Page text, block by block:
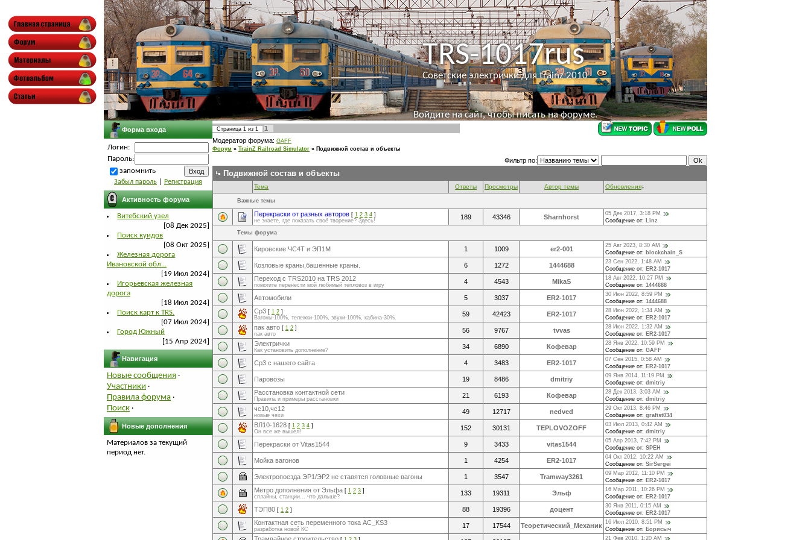
TRS-1017rus
Советские электрички для trainz 2010
Войдите на сайт, чтобы писать на форуме.
Форма входа
Логин:
Пароль:
запомнить
Забыл пароль Регистрация
Активность форума
Витебский узел
[08 Дек 2025]
Поиск куидов
[08 Окт 2025]
Железная дорога
Ивановской обл...
[19 Июл 2024]
Игорьевская железная
дорога
[18 Июл 2024]
Поиск карт к TRS.
[07 Июл 2024]
Город Южный
[15 Апр 2024]
Навигация
Новые сообщения ·
Участники ·
Правила форума ·
Поиск ·
Новые дополнения
Материалов за текущий
период нет.
Страница 1 из 1
1
Модератор форума: GAFF
Форум » TrainZ Railroad Simulator » Подвижной состав и объекты
Фильтр по:
Подвижной состав и объекты
Тема Ответы Просмотры Автор темы Обновления↓
Важные темы
Перекраски от разных авторов [ 1 2 3 4 ]
не знаете, где показать своё творение? Здесь!
189 43346 Sharnhorst
05 Дек 2017, 3:18 PM
Сообщение от: Linz
Темы форума
Кировские ЧС4Т и ЭП1М 1 1009 er2-001
25 Авг 2023, 8:30 AM
Сообщение от: blockchain_S
Козловые краны,башенные краны. 6 1272 1444688
23 Сен 2022, 1:48 AM
Сообщение от: ER2-1017
Переход с TRS2010 на TRS 2012
помогите перенести мой любимый тепловоз в игру 4 4543 MikaS
18 Авг 2022, 10:27 PM
Сообщение от: 1444688
Автомобили 5 3037 ER2-1017
30 Июн 2022, 8:59 PM
Сообщение от: 1444688
Ср3 [ 1 2 ]
Вагоны-100%, тележки-100%, звуки-100%, кабина-30%.
59 42423 ER2-1017
28 Июн 2022, 1:34 AM
Сообщение от: ER2-1017
пак авто [ 1 2 ]
пак авто
56 9767 tvvas
28 Июн 2022, 1:32 AM
Сообщение от: ER2-1017
Электрички
Как установить дополнение? 34 6890 Кофевар
28 Янв 2022, 10:59 PM
Сообщение от: GAFF
Ср3 с нашего сайта 4 3483 ER2-1017
07 Сен 2015, 0:58 AM
Сообщение от: ER2-1017
Паровозы 19 8486 dmitriy
09 Янв 2014, 11:19 PM
Сообщение от: dmitriy
Расстановка контактной сети
Правила и примеры расстановки 21 6193 Кофевар
28 Дек 2013, 3:03 AM
Сообщение от: dmitriy
чс10,чс12
новые чехи 49 12717 nedved
29 Окт 2013, 8:46 PM
Сообщение от: grafist034
ВЛ10-1628 [ 1 2 3 4 ]
Он все же вышел!
152 30131 TEPLOVOZOFF
03 Июл 2013, 0:42 AM
Сообщение от: dmitriy
Перекраски от Vitas1544 9 3433 vitas1544
05 Апр 2013, 7:42 PM
Сообщение от: SPEH
Мойка вагонов 1 4254 ER2-1017
04 Окт 2012, 10:22 AM
Сообщение от: SirSergei
Электропоезда ЭР1/ЭР2 не ставятся головные вагоны 1 3547 Tramway3261
09 Мар 2012, 11:10 PM
Сообщение от: ER2-1017
Метро дополнения от Эльфа [ 1 2 3 ]
сплайны, станции... что дальше?
133 19311 Эльф
16 Мар 2011, 10:26 PM
Сообщение от: ER2-1017
ТЭП80 [ 1 2 ] 88 19396 доцент
30 Янв 2011, 0:15 AM
Сообщение от: ER2-1017
Контактная сеть переменного тока AC_KS3
разработка новой КС 17 17544 Теоретический_Механик 16 Июл 2010, 8:51 PM
Сообщение от: Борисыч
21 Фев 2010, 1:20 AM